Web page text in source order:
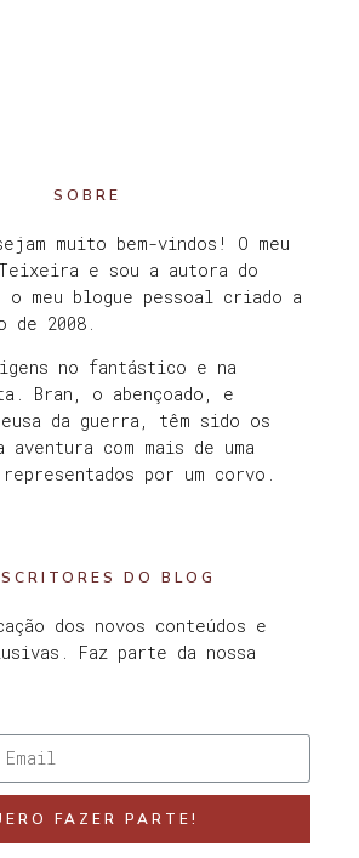
SOBRE
muito bem-vindos! O meu
e sou a autora do
o meu blogue pessoal criado a
de 2008.
no fantástico e na
Bran, o abençoado, e
da guerra, têm sido os
aventura com mais de uma
representados por um corvo.
DO BLOG
dos novos conteúdos e
Faz parte da nossa
FAZER PARTE!